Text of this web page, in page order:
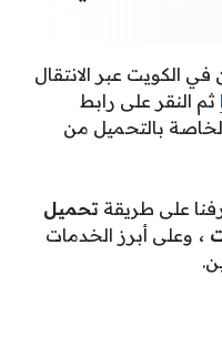
الكويت عبر الانتقال
ثم النقر على رابط
بالتحميل من
على طريقة تحميل
، وعلى أبرز الخدمات